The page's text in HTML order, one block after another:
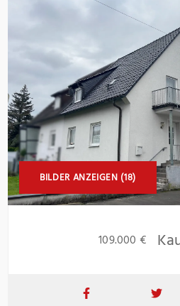
BILDER ANZEIGEN (18)
109.000 €